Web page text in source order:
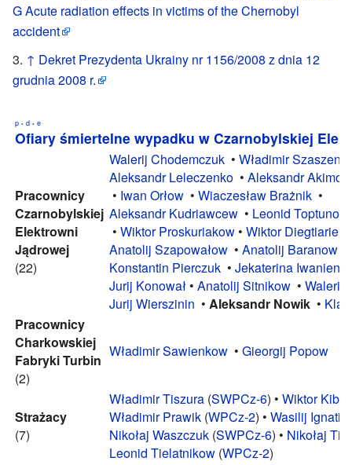
G Acute radiation effects in victims of the Chernobyl
accident
↑ Dekret Prezydenta Ukrainy nr 1156/2008 z dnia 12
grudnia 2008 r.
p • d • e
Ofiary śmiertelne wypadku w Czarnobylskiej
Pracownicy
Czarnobylskiej
Elektrowni
Jądrowej
(22)
Walerij Chodemczuk • Władimir
Aleksandr Leleczenko • Aleksandr Akimow
• Iwan Orłow • Wiaczesław Brażnik •
Aleksandr Kudriawcew • Leonid Toptunow
• Wiktor Proskuriakow • Wiktor
Anatolij Szapowałow • Anatolij Baranow
Konstantin Pierczuk • Jekaterina
Jurij Konował • Anatolij Sitnikow • Walerij
Jurij Wierszinin • Aleksandr Nowik •
Pracownicy
Charkowskiej
Fabryki Turbin
(2)
Władimir Sawienkow • Gieorgij Popow
Strażacy
(7)
Władimir Tiszura (SWPCz-6) • Wiktor
Władimir Prawik (WPCz-2) • Wasilij
Nikołaj Waszczuk (SWPCz-6) • Nikołaj
Leonid Tielatnikow (WPCz-2)